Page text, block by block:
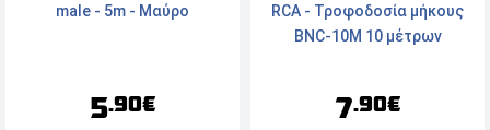
male - 5m - Μαύρο
5.90€
RCA - Τροφοδοσία μήκους
BNC-10M 10 μέτρων
7.90€